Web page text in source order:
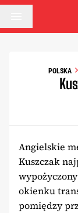
Przejdź do treści
POLSKA
Angielskie
Kuszczak
okienku
pomiędzy